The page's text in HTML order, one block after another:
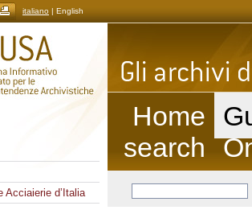
italiano | English
Acciaierie d’Italia
Home
search